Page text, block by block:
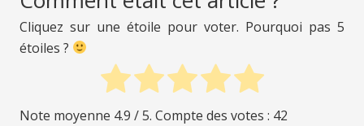
Cliquez sur une étoile pour voter. Pourquoi pas 5
étoiles ?
Note moyenne 4.9 / 5. Compte des votes : 42